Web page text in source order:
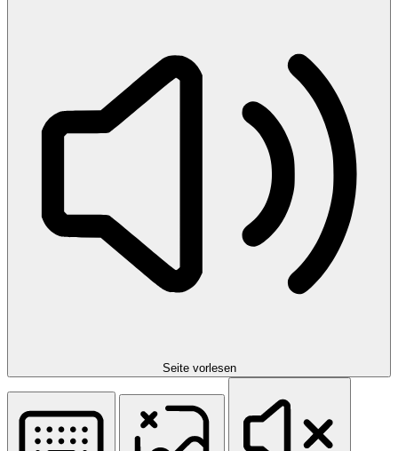
Seite vorlesen